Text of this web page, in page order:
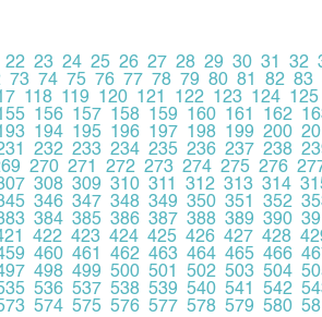
22 23 24 25 26 27 28 29 30 31 32
73 74 75 76 77 78 79 80 81 82 83
118 119 120 121 122 123 124 125
156 157 158 159 160 161 162
194 195 196 197 198 199 200
232 233 234 235 236 237 238
270 271 272 273 274 275 276
308 309 310 311 312 313 314
346 347 348 349 350 351 352
384 385 386 387 388 389 390
422 423 424 425 426 427 428
460 461 462 463 464 465 466
498 499 500 501 502 503 504
536 537 538 539 540 541 542
574 575 576 577 578 579 580